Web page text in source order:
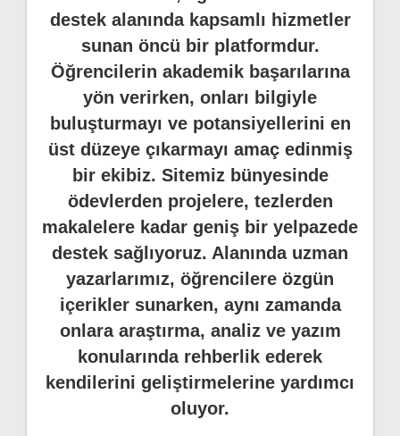
destek alanında kapsamlı hizmetler
sunan öncü bir platformdur.
Öğrencilerin akademik başarılarına
yön verirken, onları bilgiyle
buluşturmayı ve potansiyellerini en
üst düzeye çıkarmayı amaç edinmiş
bir ekibiz. Sitemiz bünyesinde
ödevlerden projelere, tezlerden
makalelere kadar geniş bir yelpazede
destek sağlıyoruz. Alanında uzman
yazarlarımız, öğrencilere özgün
içerikler sunarken, aynı zamanda
onlara araştırma, analiz ve yazım
konularında rehberlik ederek
kendilerini geliştirmelerine yardımcı
oluyor.